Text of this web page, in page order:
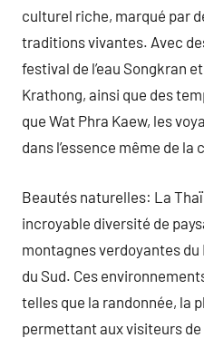
culturel riche, marqué par
traditions vivantes. Avec
festival de l’eau Songkran
Krathong, ainsi que des
que Wat Phra Kaew, les
dans l’essence même de
Beautés naturelles: La
incroyable diversité de
montagnes verdoyantes
du Sud. Ces
telles que la randonnée, la
permettant aux visiteurs